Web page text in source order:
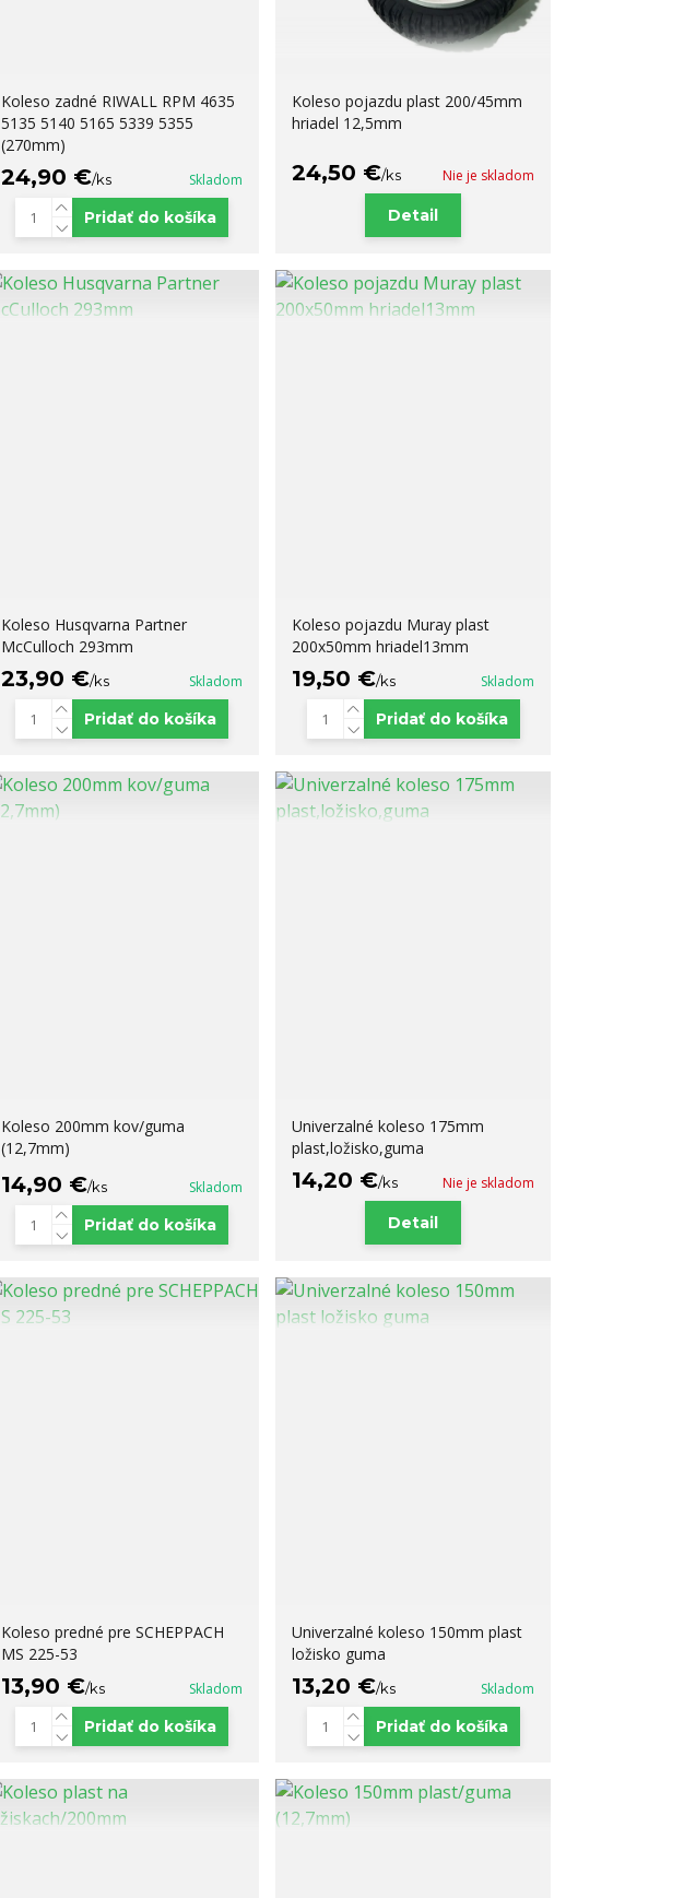
Koleso zadné RIWALL RPM 4635
5135 5140 5165 5339 5355
(270mm)
24,90 €/ks Skladom
Pridať do košíka
Koleso pojazdu plast 200/45mm
hriadel 12,5mm
24,50 €/ks Nie je skladom
Detail
Koleso Husqvarna Partner
McCulloch 293mm
23,90 €/ks Skladom
Pridať do košíka
Koleso pojazdu Muray plast
200x50mm hriadel13mm
19,50 €/ks Skladom
Pridať do košíka
Koleso 200mm kov/guma
(12,7mm)
14,90 €/ks Skladom
Pridať do košíka
Univerzalné koleso 175mm
plast,ložisko,guma
14,20 €/ks Nie je skladom
Detail
Koleso predné pre SCHEPPACH
MS 225-53
13,90 €/ks Skladom
Pridať do košíka
Univerzalné koleso 150mm plast
ložisko guma
13,20 €/ks Skladom
Pridať do košíka